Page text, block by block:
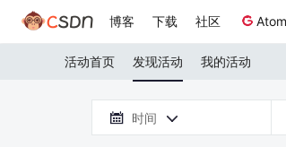
博客 下载 社区
活动首页 发现活动 我的活动
 时间 